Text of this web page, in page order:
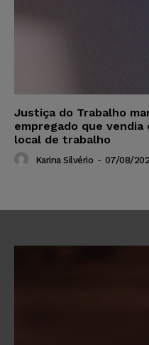
Justiça do Trabalho
empregado que
local de trabalho
Karina Silvério - 07/08/